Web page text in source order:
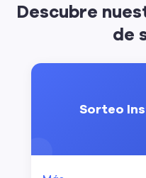
Descubre
de
Sorteo